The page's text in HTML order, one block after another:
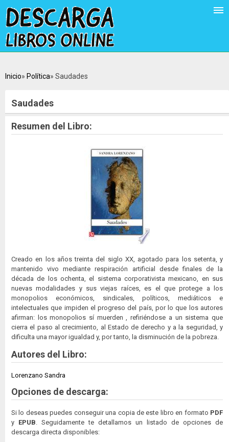
Inicio Política Saudades
Saudades
Resumen del Libro:
Creado en los años treinta del siglo XX, agotado para los setenta, y
mantenido vivo mediante respiración artificial desde finales de la
década de los ochenta, el sistema corporativista mexicano, en sus
nuevas modalidades y sus viejas raíces, es el que protege a los
monopolios económicos, sindicales, políticos, mediáticos e
intelectuales que impiden el progreso del país, por lo que los autores
afirman: los monopolios sí muerden , refiriéndose a un sistema que
cierra el paso al crecimiento, al Estado de derecho y a la seguridad, y
dificulta una mayor igualdad y, por tanto, la disminución de la pobreza.
Autores del Libro:
Lorenzano Sandra
Opciones de descarga:
Si lo deseas puedes conseguir una copia de este libro en formato PDF
y EPUB . Seguidamente te detallamos un listado de opciones de
descarga directa disponibles: